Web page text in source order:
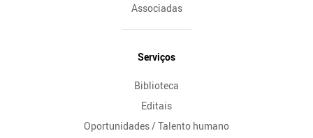
Associadas
Serviços
Biblioteca
Editais
Oportunidades / Talento humano